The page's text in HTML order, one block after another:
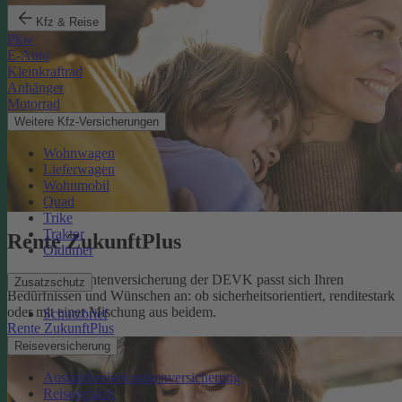
Kfz & Reise
Pkw
E-Auto
Kleinkraftrad
Anhänger
Motorrad
Weitere Kfz-Versicherungen
Wohnwagen
Lieferwagen
Wohnmobil
Quad
Trike
Traktor
Oldtimer
Zusatzschutz
Schutzbrief
Reiseversicherung
Auslandsreisekrankenversicherung
Reisegepäck
Rente ZukunftPlus
Die private Rentenversicherung der DEVK passt sich Ihren
Bedürfnissen und Wünschen an: ob sicherheitsorientiert, renditestark
oder mit einer Mischung aus beidem.
Rente ZukunftPlus